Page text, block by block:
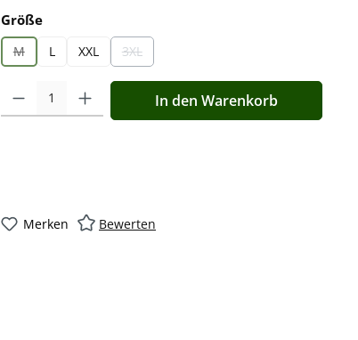
Größeauswählen
M
(Diese Option ist zurzeit nicht verfügbar.)
L XXL 3XL
(Diese Option ist zurzeit nicht verfügbar.)
Produkt Anzahl: Gib den gewünschten Wert ein oder
In den Warenkorb
Merken Bewerten